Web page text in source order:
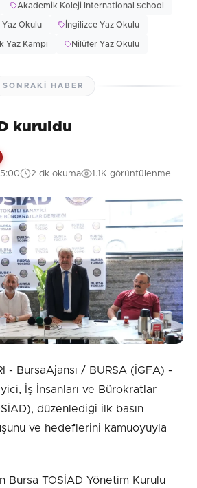
Akademik Koleji International School
Yaz Okulu İngilizce Yaz Okulu
Yaz Kampı Nilüfer Yaz Okulu
SONRAKI HABER
kuruldu
2 dk okuma 1.1K görüntülenme
- BursaAjansı / BURSA (İGFA) -
İş İnsanları ve Bürokratlar
düzenlediği ilk basın
ve hedeflerini kamuoyuyla
Bursa TOSİAD Yönetim Kurulu